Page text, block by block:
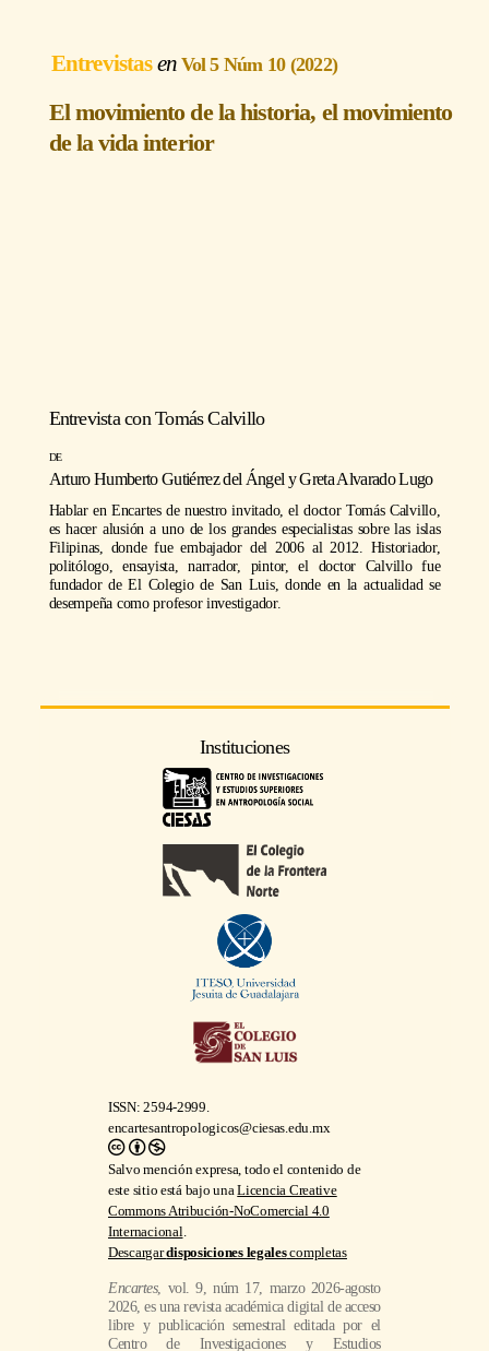
Entrevistas Vol 5 Núm 10 (2022)
El movimiento de la historia, el movimiento
de la vida interior
https://youtu.be/zezZbbTQ96Q
Entrevista conTomás Calvillo
Arturo Humberto Gutiérrez del Ángel yGreta Alvarado Lugo
Hablar en Encartes de nuestro invitado, el doctor Tomás Calvillo,
es hacer alusión a uno de los grandes especialistas sobre las islas
Filipinas, donde fue embajador del 2006 al 2012. Historiador,
politólogo, ensayista, narrador, pintor, el doctor Calvillo fue
fundador de El Colegio de San Luis, donde en la actualidad se
desempeña como profesor investigador.
Instituciones
ISSN: 2594-2999.
encartesantropologicos@ciesas.edu.mx
Salvo mención expresa, todo el contenido de
este sitio está bajo unaLicencia Creative
Commons Atribución-NoComercial 4.0
Internacional.
Descargardisposiciones legalescompletas
Encartes, vol. 9, núm 17, marzo 2026-agosto
2026, es una revista académica digital de acceso
libre y publicación semestral editada por el
Centro de Investigaciones y Estudios